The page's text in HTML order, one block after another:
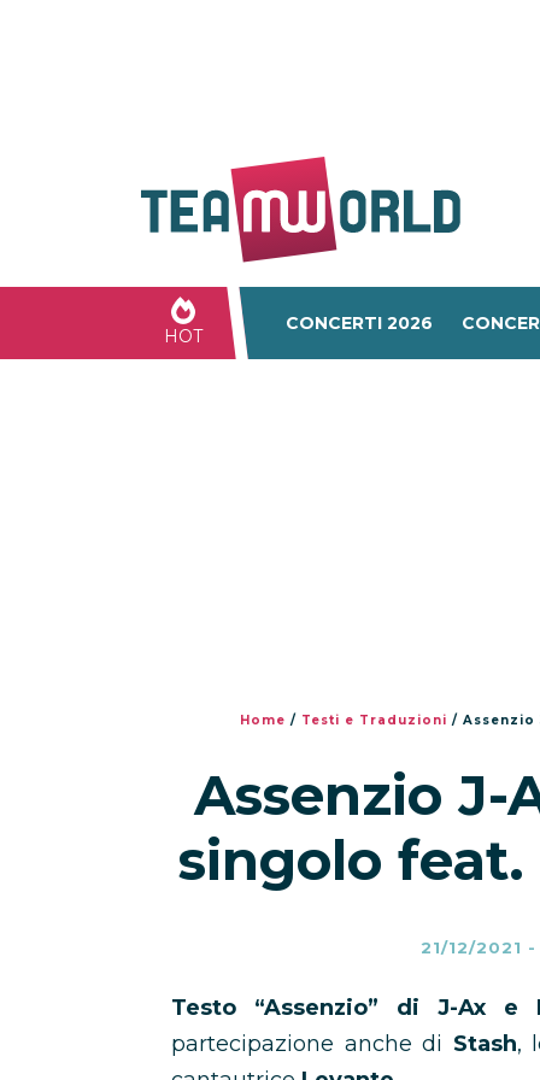
HOT
CONCERTI 2026
Home / Testi e Traduzioni / Assenzio
Assenzio J-
singolo feat.
21/12/2021 -
Testo “Assenzio” di J-Ax e
partecipazione anche di Stash,